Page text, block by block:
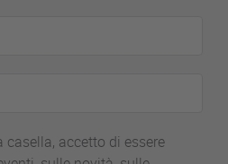
casella, accetto di essere